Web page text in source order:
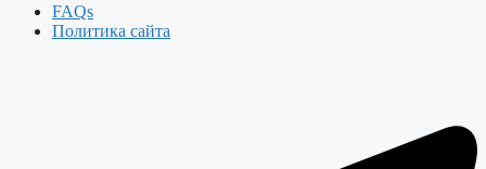
FAQs
Политика сайта